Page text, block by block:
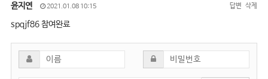
윤지연 2021.01.08 10:15 답변 삭제
spqjf86 참여완료